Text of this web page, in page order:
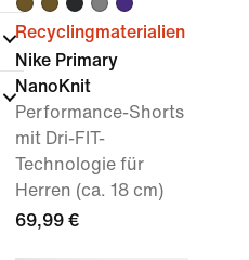
Recyclingmaterialien
Nike Primary
NanoKnit
Performance-Shorts
mit Dri-FIT-
Technologie für
Herren (ca. 18 cm)
69,99 €